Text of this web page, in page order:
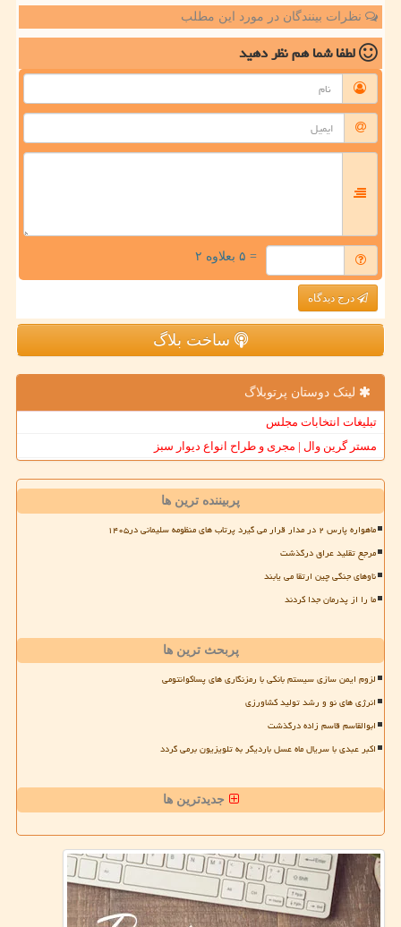
نظرات بینندگان در مورد این مطلب
لطفا شما همنظر دهید
= ۵ بعلاوه ۲
درج دیدگاه
ساخت بلاگ
لینک دوستان پرتوبلاگ
تبلیغات انتخابات مجلس
مستر گرین وال | مجری و طراح انواع دیوار سبز
پربیننده ترین ها
ماهواره پارس ۲ در مدار قرار می گیرد پرتاب های منظومه سلیمانی در۱۴۰۵
مرجع تقلید عراق درگذشت
ناوهای جنگی چین ارتقا می یابند
ما را از پدرمان جدا کردند
پربحث ترین ها
لزوم ایمن سازی سیستم بانکی با رمزنگاری های پساکوانتومی
انرژی های نو و رشد تولید کشاورزی
ابوالقاسم قاسم زاده درگذشت
اکبر عبدی با سریال ماه عسل باردیگر به تلویزیون برمی گردد
جدیدترین ها